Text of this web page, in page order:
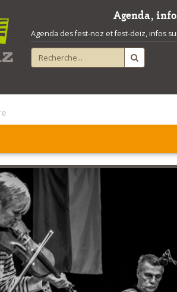
Agenda,
Agenda des fest-noz et fest-deiz, infos